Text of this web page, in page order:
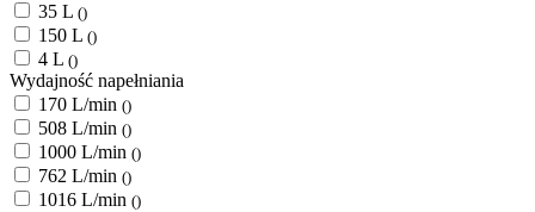
35 L ()
150 L ()
4 L ()
Wydajność napełniania
170 L/min ()
508 L/min ()
1000 L/min ()
762 L/min ()
1016 L/min ()